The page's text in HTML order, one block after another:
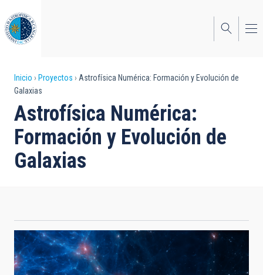
al
contenido
principal
Sobrescribir
enlaces
de
ayuda
a
Inicio Proyectos
Astrofísica Numérica: Formación y Evolución de
Galaxias
Astrofísica Numérica:
Formación y Evolución de
Galaxias